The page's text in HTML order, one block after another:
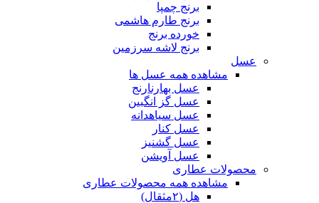
برنج چمپا
برنج طارم هاشمی
خورده برنج
برنج لاشه سرزمین
عسل
مشاهده همه عسل ها
عسل بهارنارنج
عسل گز انگبین
عسل سیاهدانه
عسل کنار
عسل گشنیز
عسل آویشن
محصولات عطاری
مشاهده همه محصولات عطاری
هل (۲مثقال)